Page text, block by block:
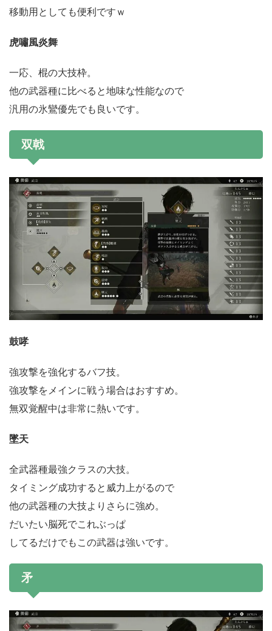
移動用としても便利ですｗ
虎嘯風炎舞
一応、棍の大技枠。
他の武器種に比べると地味な性能なので
汎用の氷鸞優先でも良いです。
双戟
鼓哮
強攻撃を強化するバフ技。
強攻撃をメインに戦う場合はおすすめ。
無双覚醒中は非常に熱いです。
墜天
全武器種最強クラスの大技。
タイミング成功すると威力上がるので
他の武器種の大技よりさらに強め。
だいたい脳死でこれぶっぱ
してるだけでもこの武器は強いです。
矛